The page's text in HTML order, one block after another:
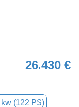
26.430 €
kw (122 PS)